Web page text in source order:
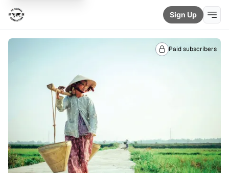
Sign Up
Paid subscribers